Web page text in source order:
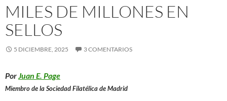
MILES DE MILLONES EN
SELLOS
5 DICIEMBRE, 2025 3 COMENTARIOS
PorJuan E. Page
Miembro de la Sociedad Filatélica de Madrid